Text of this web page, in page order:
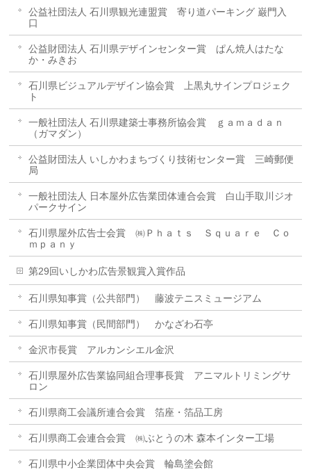
公益社団法人 石川県観光連盟賞 寄り道パーキング 巌門入
口
公益財団法人 石川県デザインセンター賞 ぱん焼人はたな
か・みきお
石川県ビジュアルデザイン協会賞 上黒丸サインプロジェク
ト
一般社団法人 石川県建築士事務所協会賞 ｇａｍａｄａｎ
（ガマダン）
公益財団法人 いしかわまちづくり技術センター賞 三崎郵便
局
一般社団法人 日本屋外広告業団体連合会賞 白山手取川ジオ
パークサイン
石川県屋外広告士会賞 ㈱Ｐｈａｔｓ Ｓｑｕａｒｅ Ｃｏ
ｍｐａｎｙ
第29回いしかわ広告景観賞入賞作品
石川県知事賞（公共部門） 藤波テニスミュージアム
石川県知事賞（民間部門） かなざわ石亭
金沢市長賞 アルカンシエル金沢
石川県屋外広告業協同組合理事長賞 アニマルトリミングサ
ロン
石川県商工会議所連合会賞 箔座・箔品工房
石川県商工会連合会賞 ㈱ぶとうの木 森本インター工場
石川県中小企業団体中央会賞 輪島塗会館